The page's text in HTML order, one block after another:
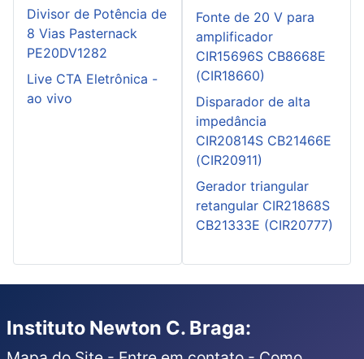
Divisor de Potência de
8 Vias Pasternack
PE20DV1282
Live CTA Eletrônica -
ao vivo
Fonte de 20 V para
amplificador
CIR15696S CB8668E
(CIR18660)
Disparador de alta
impedância
CIR20814S CB21466E
(CIR20911)
Gerador triangular
retangular CIR21868S
CB21333E (CIR20777)
Instituto Newton C. Braga: